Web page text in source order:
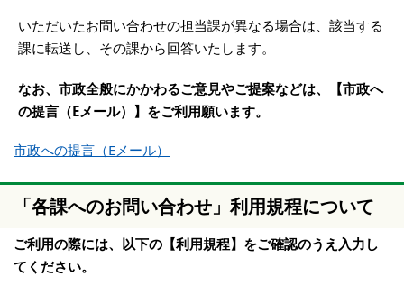
いただいたお問い合わせの担当課が異なる場合は、該当する
課に転送し、その課から回答いたします。
なお、市政全般にかかわるご意見やご提案などは、【市政へ
の提言（Eメール）】をご利用願います。
市政への提言（Eメール）
「各課へのお問い合わせ」利用規程について
ご利用の際には、以下の【利用規程】をご確認のうえ入力し
てください。